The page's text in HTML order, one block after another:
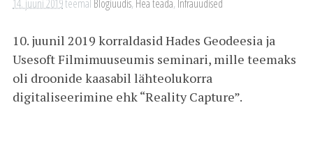
14. juuni 2019teemal Blogiuudis, Hea teada, Infrauudised
10. juunil 2019 korraldasid Hades Geodeesia ja
Usesoft Filmimuuseumis seminari, mille teemaks
oli droonide kaasabil lähteolukorra
digitaliseerimine ehk “Reality Capture”.